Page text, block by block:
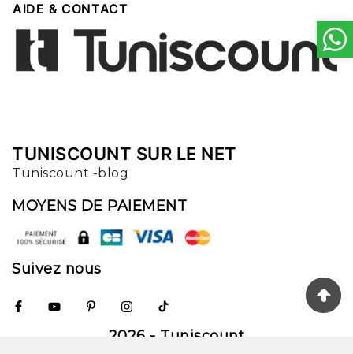
AIDE & CONTACT
TUNISCOUNT SUR LE NET
Tuniscount -blog
MOYENS DE PAIEMENT
Suivez nous
2026 - Tuniscount